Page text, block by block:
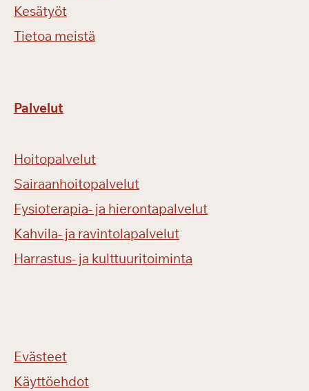
Kesätyöt
Tietoa meistä
Palvelut
Hoitopalvelut
Sairaanhoitopalvelut
Fysioterapia- ja hierontapalvelut
Kahvila- ja ravintolapalvelut
Harrastus- ja kulttuuritoiminta
Evästeet
Käyttöehdot